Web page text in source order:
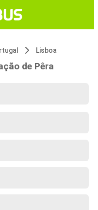
Lisboa
de Pêra